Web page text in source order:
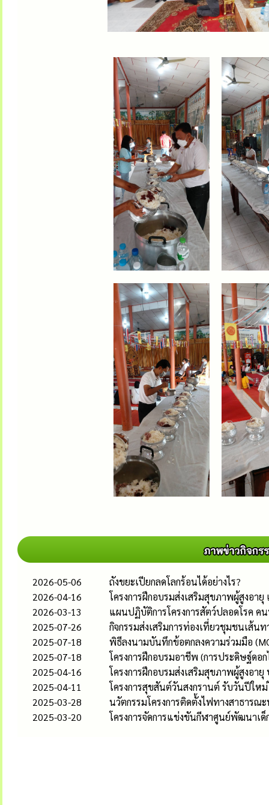
2026-05-06
ถังขยะเปียกลดโลกร้อนได้อย่างไร?
2026-04-16
โครงการฝึกอบรมส่งเสริมสุขภาพผู้สูงอ
2026-03-13
แผนปฏิบัติการโครงการสัตว์ปลอดโรค
2025-07-26
กิจกรรมส่งเสริมการท่องเที่ยวชุมชนเส้
2025-07-18
พิธีลงนามบันทึกข้อตกลงความร่วมมือ
2025-07-18
โครงการฝึกอบรมอาชีพ (การประดิษฐ์ดอ
2025-04-16
โครงการฝึกอบรมส่งเสริมสุขภาพผู้สูงอา
2025-04-11
โครงการสุขสันต์วันสงกรานต์ รับวันปีให
2025-03-28
นวัตกรรมโครงการติดตั้งไฟทางสาธารณ
2025-03-20
โครงการจัดการแข่งขันกีฬาศูนย์พัฒนาเ